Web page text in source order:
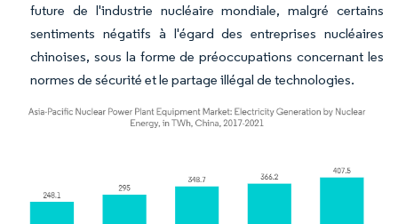
future de l'industrie nucléaire mondiale, malgré certains
sentiments négatifs à l'égard des entreprises nucléaires
chinoises, sous la forme de préoccupations concernant les
normes de sécurité et le partage illégal de technologies.